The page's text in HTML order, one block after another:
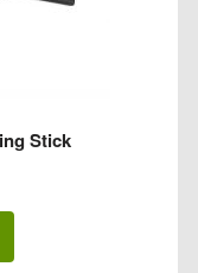
Stick